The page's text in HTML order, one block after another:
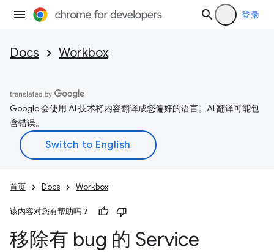
登录
Docs Workbox
Google 会使用 AI 技术将内容翻译成您偏好的语言。AI 翻译可能包
含错误。
首页 Docs Workbox
该内容对您有帮助吗？
移除有 bug 的 Service